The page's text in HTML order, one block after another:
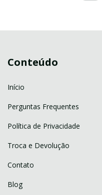
Conteúdo
Início
Perguntas Frequentes
Política de Privacidade
Troca e Devolução
Contato
Blog